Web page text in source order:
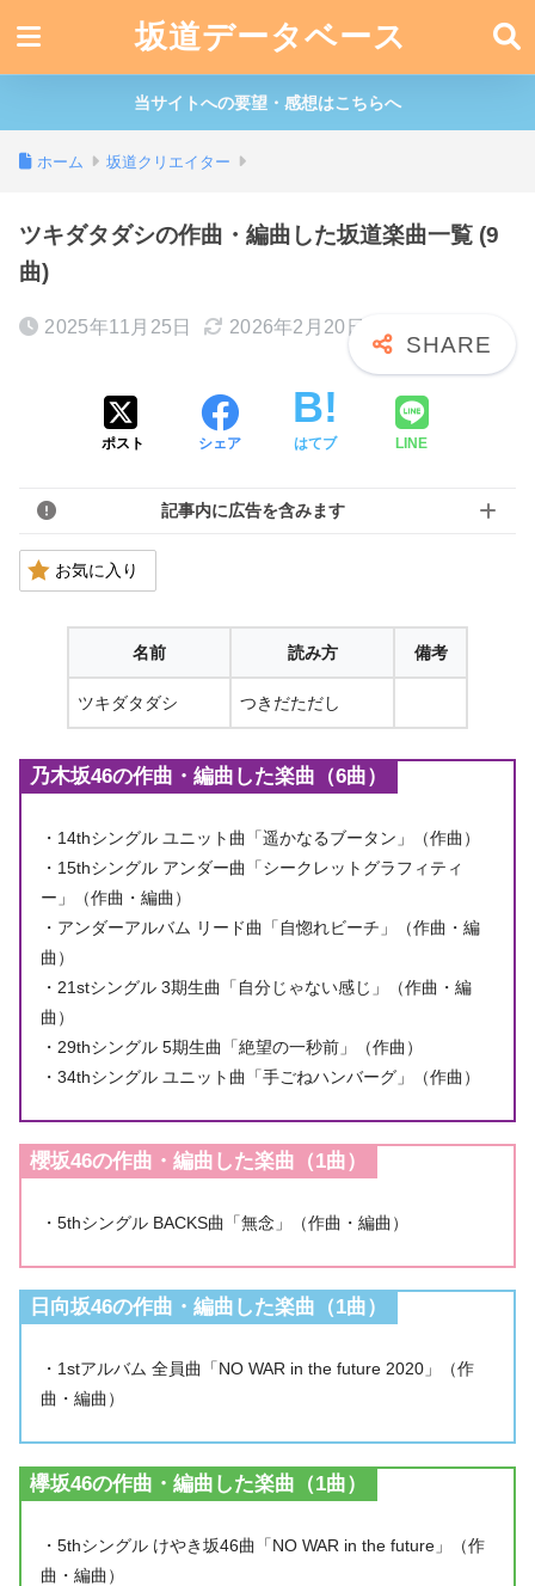
坂道データベース
当サイトへの要望・感想はこちらへ
ホーム 坂道クリエイター
ツキダタダシの作曲・編曲した坂道楽曲一覧 (9
曲)
2025年11月25日 2026年2月20日
ポスト シェア はてブ LINE
記事内に広告を含みます
お気に入り
名前 読み方 備考
ツキダタダシ つきだただし
乃木坂46の作曲・編曲した楽曲（6曲）
・14thシングル ユニット曲「遥かなるブータン」（作曲）
・15thシングル アンダー曲「シークレットグラフィティ
ー」（作曲・編曲）
・アンダーアルバム リード曲「自惚れビーチ」（作曲・編
曲）
・21stシングル 3期生曲「自分じゃない感じ」（作曲・編
曲）
・29thシングル 5期生曲「絶望の一秒前」（作曲）
・34thシングル ユニット曲「手ごねハンバーグ」（作曲）
櫻坂46の作曲・編曲した楽曲（1曲）
・5thシングル BACKS曲「無念」（作曲・編曲）
日向坂46の作曲・編曲した楽曲（1曲）
・1stアルバム 全員曲「NO WAR in the future 2020」（作
曲・編曲）
欅坂46の作曲・編曲した楽曲（1曲）
・5thシングル けやき坂46曲「NO WAR in the future」（作
曲・編曲）